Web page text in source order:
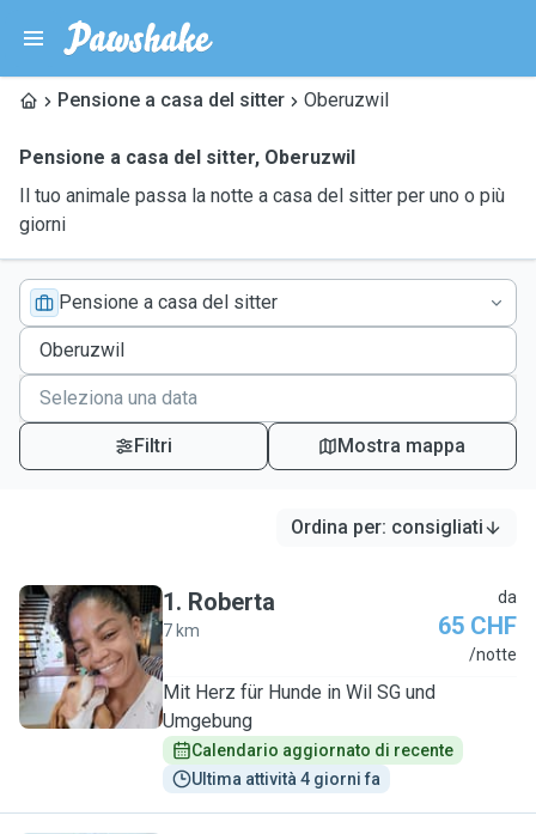
Pensione a casa del sitter Oberuzwil
Pensione a casa del sitter, Oberuzwil
Il tuo animale passa la notte a casa del sitter per uno o più
giorni
Pensione a casa del sitter
Filtri Mostra mappa
Ordina per: consigliati
R
1. Roberta
7 km
da
65 CHF
/notte
Mit Herz für Hunde in Wil SG und
Umgebung
Calendario aggiornato di recente
Ultima attività 4 giorni fa